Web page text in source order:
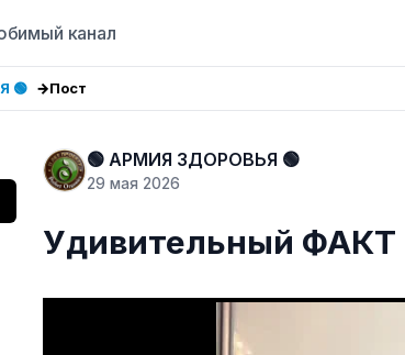
канал
🟢 Пост
🟢 АРМИЯ ЗДОРОВЬЯ 🟢
29 мая 2026
Удивительный ФАКТ